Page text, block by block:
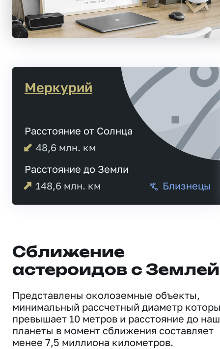
Меркурий
Расстояние от Солнца
48,6 млн. км
Расстояние до Земли
148,6 млн. км Близнецы
Сближение
астероидов с Землей
Представлены околоземные объекты,
минимальный рассчетный диаметр
превышает 10 метров и расстояние до
планеты в момент сближения составляет
менее 7,5 миллиона километров.